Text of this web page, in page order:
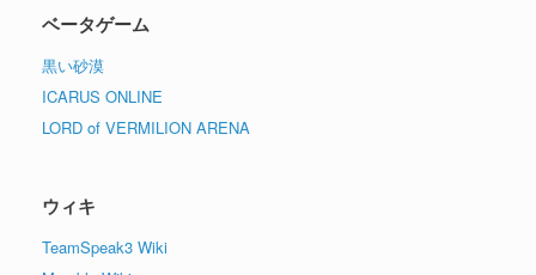
ベータゲーム
黒い砂漠
ICARUS ONLINE
LORD of VERMILION ARENA
ウィキ
TeamSpeak3 Wiki